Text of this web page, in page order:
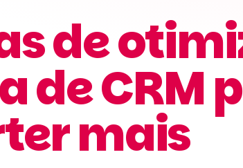
de
de CRM
mais